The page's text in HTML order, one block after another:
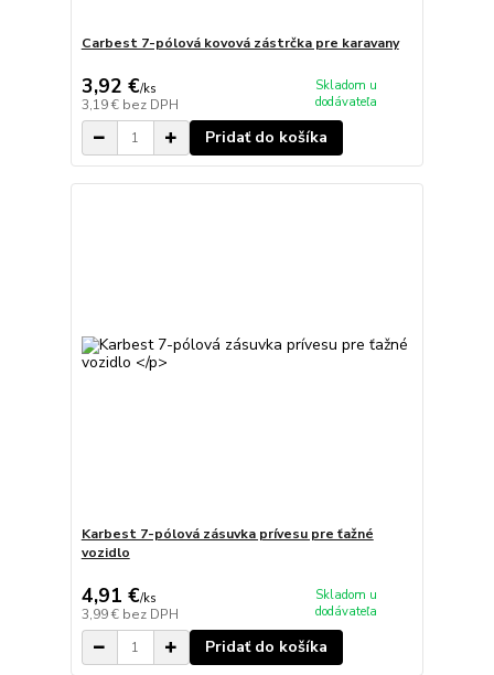
Carbest 7-pólová kovová zástrčka pre karavany
3,92 €/ks
3,19 € bez DPH
Skladom u
dodávateľa
Pridať do košíka
Karbest 7-pólová zásuvka prívesu pre ťažné
vozidlo
4,91 €/ks
3,99 € bez DPH
Skladom u
dodávateľa
Pridať do košíka